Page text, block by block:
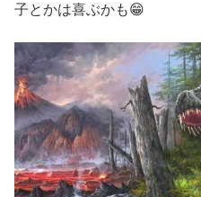
子とかは喜ぶかも😁